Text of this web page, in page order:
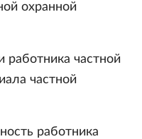
охранной
частной
частной
работника